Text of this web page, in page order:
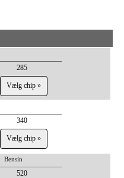
285
Vælg chip »
340
Vælg chip »
Bensin
520